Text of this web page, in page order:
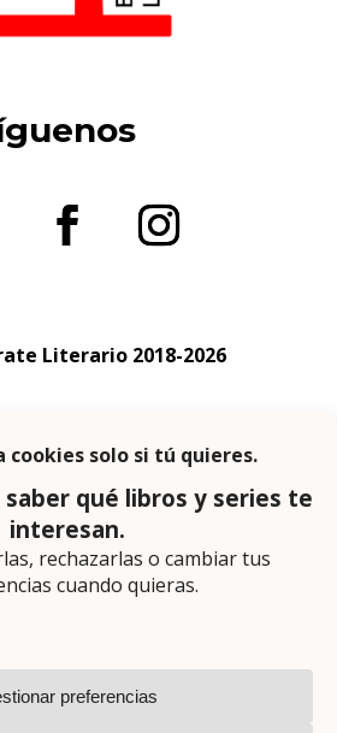
Literario 2018-2026
privacidad
de Amazon obtengo
las compras adscritas que